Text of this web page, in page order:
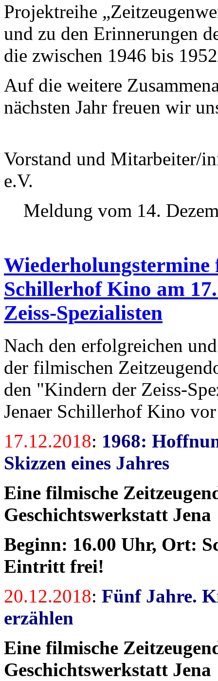
Projektreihe
und zu den Erinnerungen
die zwischen 1946 bis
Auf die weitere
nächsten Jahr freuen wir
Vorstand und Mitarbeiter/
e.V.
Meldung vom 14.
Schillerhof Kino am
Zeiss-Spezialisten
Nach den erfolgreichen
der filmischen
den "Kindern der Zeiss-
Jenaer Schillerhof Kino
17.12.2018: 1968:
Skizzen eines Jahres
Eine filmische
Geschichtswerkstatt Jena
Beginn: 16.00 Uhr, Ort:
Eintritt frei!
20.12.2018: Fünf Jahre.
erzählen
Eine filmische
Geschichtswerkstatt Jena